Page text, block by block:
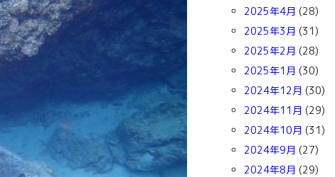
2025年4月 (28)
2025年3月 (31)
2025年2月 (28)
2025年1月 (30)
2024年12月 (30)
2024年11月 (29)
2024年10月 (31)
2024年9月 (27)
2024年8月 (29)